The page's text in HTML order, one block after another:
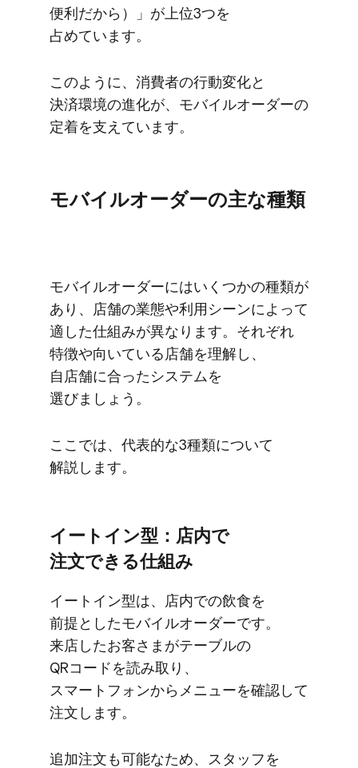
便利だから）」が​上位3つを​
占めています。
このように、​消費者の​行動変化と​
決済環境の​進化が、​モバイルオーダーの​
定着を​支えています。
モバイルオーダーの​主な​種類
モバイルオーダーには​いく​つかの​種類が​
あり、​店舗の​業態や​利用シーンに​よって​
適した​仕組みが​異なります。​それぞれ​
特徴や​向いている​店舗を​理解し、​
自店舗に​合った​システムを​
選びましょう。
ここでは、​代表的な​3種類に​ついて​
解説します。
イートイン型：店内で​
注文できる​仕組み
イートイン型は、​店内での​飲食を​
前提とした​モバイルオーダーです。​
来店した​お客さまが​テーブルの​
QRコードを​読み取り、​
スマートフォンから​メニューを​確認して​
注文します。
追加注文も​可能な​ため、​スタッフを​